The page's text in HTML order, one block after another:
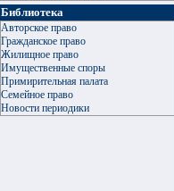
Библиотека
Авторское право
Гражданское право
Жилищное право
Имущественные споры
Примирительная палата
Семейное право
Новости периодики